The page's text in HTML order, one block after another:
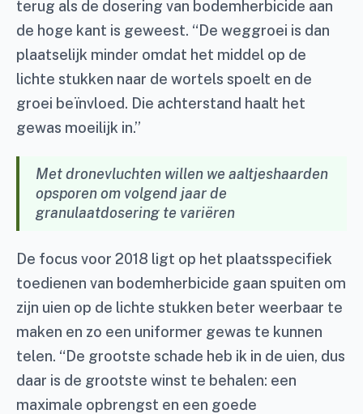
terug als de dosering van bodemherbicide aan
de hoge kant is geweest. “De weggroei is dan
plaatselijk minder omdat het middel op de
lichte stukken naar de wortels spoelt en de
groei beïnvloed. Die achterstand haalt het
gewas moeilijk in.”
Met dronevluchten willen we aaltjeshaarden
opsporen om volgend jaar de
granulaatdosering te variëren
De focus voor 2018 ligt op het plaatsspecifiek
toedienen van bodemherbicide gaan spuiten om
zijn uien op de lichte stukken beter weerbaar te
maken en zo een uniformer gewas te kunnen
telen. “De grootste schade heb ik in de uien, dus
daar is de grootste winst te behalen: een
maximale opbrengst en een goede